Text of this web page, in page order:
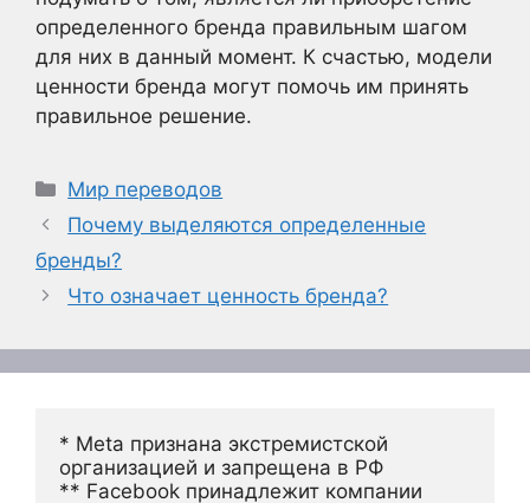
определенного бренда правильным шагом
для них в данный момент. К счастью, модели
ценности бренда могут помочь им принять
правильное решение.
Рубрики
Мир переводов
Почему выделяются определенные
бренды?
Что означает ценность бренда?
* Meta признана экстремистской
организацией и запрещена в РФ
** Facebook принадлежит компании